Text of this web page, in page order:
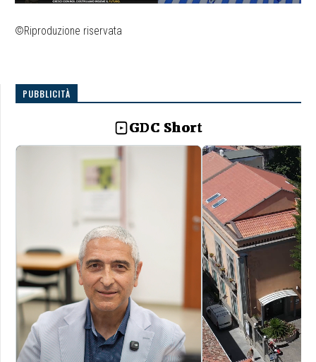
©Riproduzione riservata
PUBBLICITÀ
GDC Short